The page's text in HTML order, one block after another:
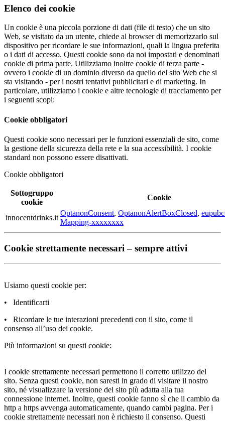
Elenco dei cookie
Un cookie è una piccola porzione di dati (file di testo) che un sito
Web, se visitato da un utente, chiede al browser di memorizzarlo sul
dispositivo per ricordare le sue informazioni, quali la lingua preferita
o i dati di accesso. Questi cookie sono da noi impostati e denominati
cookie di prima parte. Utilizziamo inoltre cookie di terza parte -
ovvero i cookie di un dominio diverso da quello del sito Web che si
sta visitando - per i nostri tentativi pubblicitari e di marketing. In
particolare, utilizziamo i cookie e altre tecnologie di tracciamento per
i seguenti scopi:
Cookie obbligatori
Questi cookie sono necessari per le funzioni essenziali de sito, come
la gestione della sicurezza della rete e la sua accessibilità. I cookie
standard non possono essere disattivati.
Cookie obbligatori
Sottogruppo
cookie
Cookie
innocentdrinks.it
OptanonConsent, OptanonAlertBoxClosed,
Mapping-xxxxxxxx
Cookie strettamente necessari – sempre attivi
Usiamo questi cookie per:
• Identificarti
• Ricordare le tue interazioni precedenti con il sito, come il
consenso all’uso dei cookie.
Più informazioni su questi cookie:
I cookie strettamente necessari permettono il corretto utilizzo del
sito. Senza questi cookie, non saresti in grado di visitare il nostro
sito, né visualizzare la versione del sito più adatta alla tua
connessione internet. Inoltre, questi cookie fanno sì che il cambio da
http a https avvenga automaticamente, quando cambi pagina. Per i
cookie strettamente necessari non è richiesto il consenso. Questi